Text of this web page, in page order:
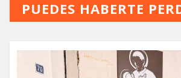
PUEDES HABERTE